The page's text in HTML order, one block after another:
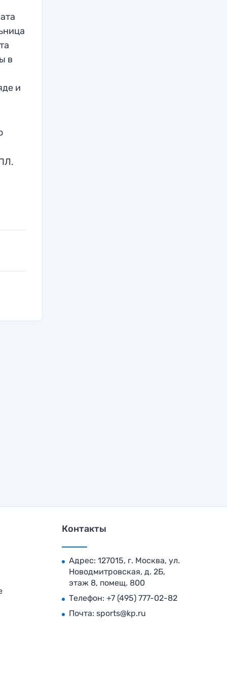
в
и
Контакты
Адрес: 127015, г. Москва, ул.
Новодмитровская, д. 2Б,
этаж 8, помещ. 800
Телефон: +7 (495) 777-02-82
Почта: sports@kp.ru